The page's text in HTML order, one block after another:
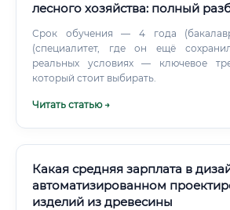
лесного хозяйства: полный
Срок обучения — 4 года
(специалитет, где он ещё
реальных условиях — ключевое
который стоит выбирать.
Читать статью →
Какая средняя зарплата в
автоматизированном
изделий из древесины